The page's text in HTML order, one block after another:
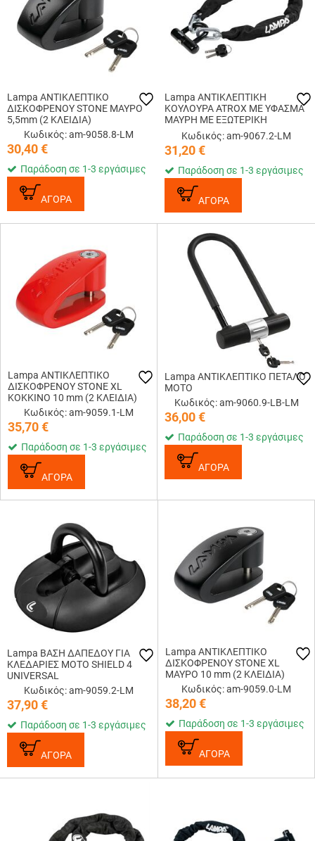
Lampa ΑΝΤΙΚΛΕΠΤΙΚΟ
ΔΙΣΚΟΦΡΕΝΟΥ STONE ΜΑΥΡΟ
5,5mm (2 ΚΛΕΙΔΙΑ)
Κωδικός: am-9058.8-LM
30,40€
Παράδοση σε 1-3 εργάσιμες
ΑΓΟΡΑ
Lampa ΑΝΤΙΚΛΕΠΤΙΚΗ
ΚΟΥΛΟΥΡΑ ATROX ΜΕ ΥΦΑΣΜΑ
ΜΑΥΡΗ ΜΕ ΕΞΩΤΕΡΙΚΗ
ΚΛΕΙΔΑΡΙΑ 90cm 10mm (2
ΚΛΕΙΔΙΑ)
Κωδικός: am-9067.2-LM
31,20€
Παράδοση σε 1-3 εργάσιμες
ΑΓΟΡΑ
Lampa ΑΝΤΙΚΛΕΠΤΙΚΟ
ΔΙΣΚΟΦΡΕΝΟΥ STONE XL
ΚΟΚΚΙΝΟ 10 mm (2 ΚΛΕΙΔΙΑ)
Κωδικός: am-9059.1-LM
35,70€
Παράδοση σε 1-3 εργάσιμες
ΑΓΟΡΑ
Lampa ΑΝΤΙΚΛΕΠΤΙΚΟ ΠΕΤΑΛΟ
ΜΟΤΟ
Κωδικός: am-9060.9-LB-LM
36,00€
Παράδοση σε 1-3 εργάσιμες
ΑΓΟΡΑ
Lampa ΒΑΣΗ ΔΑΠΕΔΟΥ ΓΙΑ
ΚΛΕΔΑΡΙΕΣ ΜΟΤΟ SHIELD 4
UNIVERSAL
Κωδικός: am-9059.2-LM
37,90€
Παράδοση σε 1-3 εργάσιμες
ΑΓΟΡΑ
Lampa ΑΝΤΙΚΛΕΠΤΙΚΟ
ΔΙΣΚΟΦΡΕΝΟΥ STONE XL
ΜΑΥΡΟ 10 mm (2 ΚΛΕΙΔΙΑ)
Κωδικός: am-9059.0-LM
38,20€
Παράδοση σε 1-3 εργάσιμες
ΑΓΟΡΑ